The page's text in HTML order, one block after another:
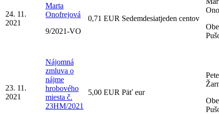
24. 11.
2021
Marta
Onofrejová
9/2021-VO
0,71 EUR Sedemdesiatjeden centov
23. 11.
2021
Nájomná
zmluva o
nájme
hrobového
miesta č.
23HM/2021
5,00 EUR Päť eur